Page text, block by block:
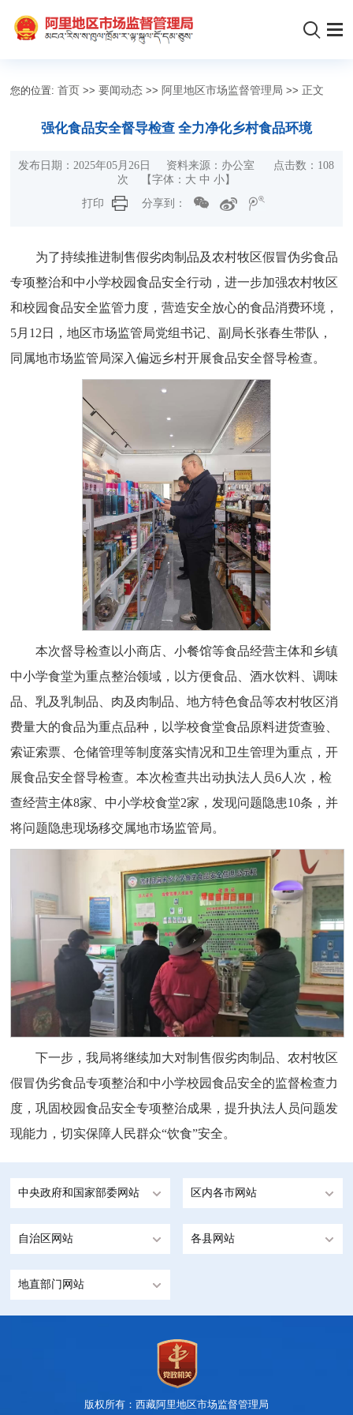
您的位置:首页 >>要闻动态 >> 阿里地区市场监督管理局 >> 正文
强化食品安全督导检查 全力净化乡村食品环境
发布日期：2025年05月26日 资料来源：办公室 点击数： 108
次
【字体： 大 中 小】
打印
分享到：
为了持续推进制售假劣肉制品及农村牧区假冒伪劣食品
专项整治和中小学校园食品安全行动，进一步加强农村牧区
和校园食品安全监管力度，营造安全放心的食品消费环境，
5月12日，地区市场监管局党组书记、副局长张春生带队，
同属地市场监管局深入偏远乡村开展食品安全督导检查。
本次督导检查以小商店、小餐馆等食品经营主体和乡镇
中小学食堂为重点整治领域，以方便食品、酒水饮料、调味
品、乳及乳制品、肉及肉制品、地方特色食品等农村牧区消
费量大的食品为重点品种，以学校食堂食品原料进货查验、
索证索票、仓储管理等制度落实情况和卫生管理为重点，开
展食品安全督导检查。本次检查共出动执法人员6人次，检
查经营主体8家、中小学校食堂2家，发现问题隐患10条，并
将问题隐患现场移交属地市场监管局。
下一步，我局将继续加大对制售假劣肉制品、农村牧区
假冒伪劣食品专项整治和中小学校园食品安全的监督检查力
度，巩固校园食品安全专项整治成果，提升执法人员问题发
现能力，切实保障人民群众“饮食”安全。
中央政府和国家部委网站 区内各市网站
自治区网站 各县网站
地直部门网站
版权所有：西藏阿里地区市场监督管理局